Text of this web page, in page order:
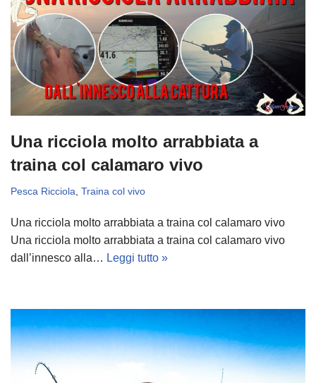
Una ricciola molto arrabbiata a
traina col calamaro vivo
Pesca Ricciola, Traina col vivo
Una ricciola molto arrabbiata a traina col calamaro vivo
Una ricciola molto arrabbiata a traina col calamaro vivo
dall’innesco alla… Leggi tutto »